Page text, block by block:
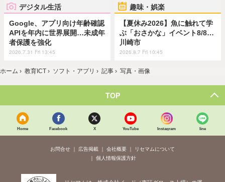
デジタル生活
Google、アプリ向け年齢確認
APIを年内に世界展開…未成年
者保護を強化
2026.7.31 Fri 13:45
趣味・娯楽
【夏休み2026】魚に触れて学
ぶ「おさかな」イベント8/8…
川崎市
2026.8.7 Fri 10:45
ホーム › 教育ICT › ソフト・アプリ › 記事 › 写真・画像
TOP
Home Facebook X YouTube Instagram line
お問合せ 広告掲載 会社概要
リセマムについて
個人情報保護方針